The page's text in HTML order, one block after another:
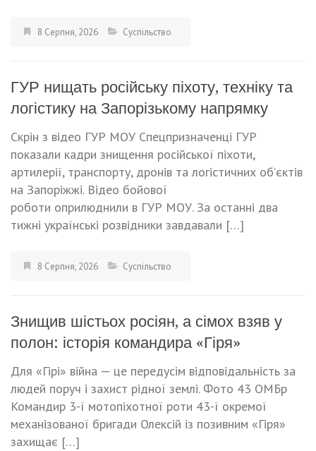
8 Серпня, 2026 Суспільство
ГУР нищать російську піхоту, техніку та
логістику на Запорізькому напрямку
Скрін з відео ГУР МОУ Спецпризначенці ГУР
показали кадри знищення російської піхоти,
артилерії, транспорту, дронів та логістичних об’єктів
на Запоріжжі. Відео бойової
роботи оприлюднили в ГУР МОУ. За останні два
тижні українські розвідники завдавали […]
8 Серпня, 2026 Суспільство
Знищив шістьох росіян, а сімох взяв у
полон: історія командира «Гіря»
Для «Гірі» війна — це передусім відповідальність за
людей поруч і захист рідної землі. Фото 43 ОМБр
Командир 3-ї мотопіхотної роти 43-ї окремої
механізованої бригади Олексій із позивним «Гіря»
захищає […]